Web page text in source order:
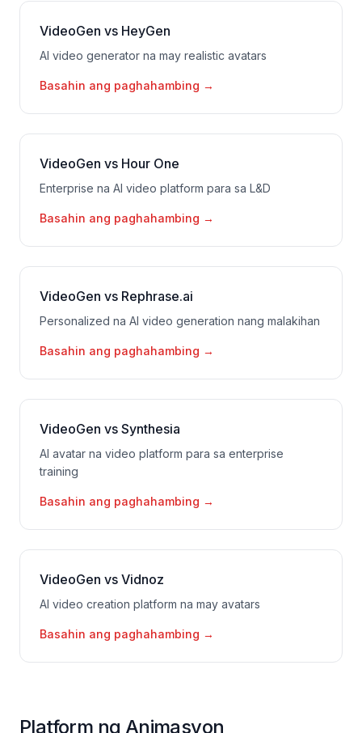
VideoGen vs HeyGen
AI video generator na may realistic avatars
Basahin ang paghahambing →
VideoGen vs Hour One
Enterprise na AI video platform para sa L&D
Basahin ang paghahambing →
VideoGen vs Rephrase.ai
Personalized na AI video generation nang malakihan
Basahin ang paghahambing →
VideoGen vs Synthesia
AI avatar na video platform para sa enterprise
training
Basahin ang paghahambing →
VideoGen vs Vidnoz
AI video creation platform na may avatars
Basahin ang paghahambing →
Platform ng Animasyon